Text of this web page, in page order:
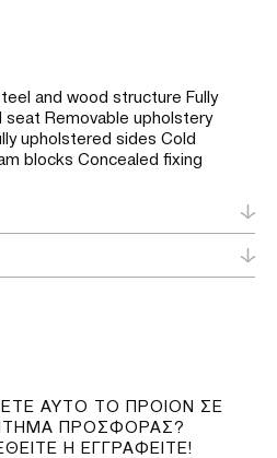
and wood structure Fully
Removable upholstery
upholstered sides Cold
blocks Concealed fixing
ΑΥΤΟ ΤΟ ΠΡΟΙΟΝ ΣΕ
ΠΡΟΣΦΟΡΑΣ?
Η ΕΓΓΡΑΦΕΙΤΕ!